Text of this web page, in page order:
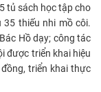
tủ sách học tập cho
35 thiếu nhi mồ côi.
Hồ dạy; công tác
được triển khai hiệu
triển khai thực